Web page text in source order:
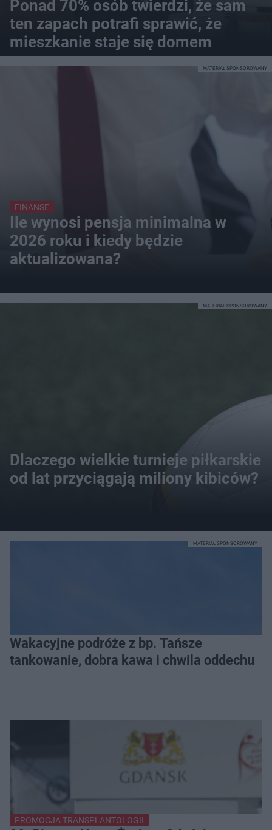
Ponad 70% osób twierdzi, że sam
ten zapach potrafi sprawić, że
mieszkanie staje się domem
FINANSE
Ile wynosi pensja minimalna w
2026 roku i kiedy będzie
aktualizowana?
MATERIAŁ SPONSOROWANY
Dlaczego wielkie turnieje piłkarskie
od lat przyciągają miliony kibiców?
MATERIAŁ SPONSOROWANY
Wakacyjne podróże z bp. Tańsze
tankowanie, dobra kawa i chwila oddechu
MATERIAŁ SPONSOROWANY
PROMOCJA TRANSPLANTOLOGII